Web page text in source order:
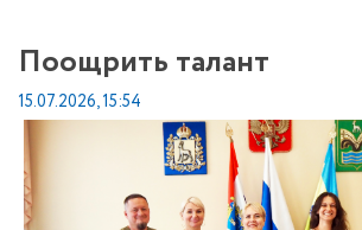
Поощрить талант
15.07.2026, 15:54